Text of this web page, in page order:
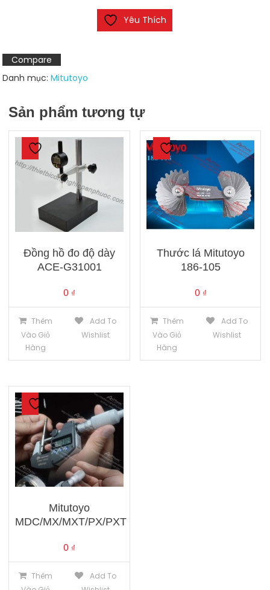
500-
197-
20
lượng
Yêu Thích
Compare
Danh mục:Mitutoyo
Sản phẩm tương tự
Đồng hồ đo độ dày
ACE-G31001
0 ₫
Thêm
Vào Giỏ
Hàng
Add To
Wishlist
Thước lá Mitutoyo
186-105
0 ₫
Thêm
Vào Giỏ
Hàng
Add To
Wishlist
Mitutoyo
MDC/MX/MXT/PX/PXT
0 ₫
Thêm
Add To